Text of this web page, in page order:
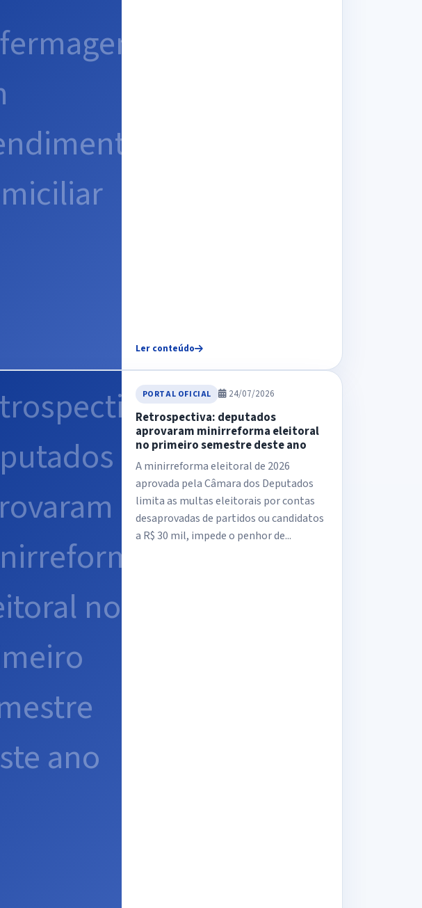
Ler conteúdo
PORTAL OFICIAL 24/07/2026
Retrospectiva: deputados
aprovaram minirreforma eleitoral
no primeiro semestre deste ano
A minirreforma eleitoral de 2026
aprovada pela Câmara dos Deputados
limita as multas eleitorais por contas
desaprovadas de partidos ou candidatos
a R$ 30 mil, impede o penhor de...